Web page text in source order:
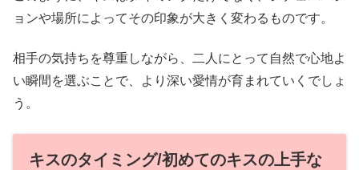
ョンや場所によってその印象が大きく変わるものです。
相手の気持ちを尊重しながら、二人にとって自然で心地よ
い瞬間を選ぶことで、より深い愛情が育まれていくでしょ
う。
キスのタイミング/初めてのキスの上手な